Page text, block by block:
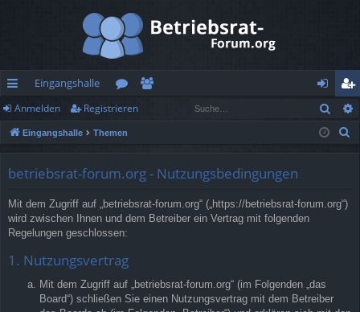
ch
ne
rif
Eingangshalle
or
en
n
m
eg
ist
Anmelden Registrieren
Eingangshalle Themen
betriebsrat-forum.org - Nutzungsbedingungen
Mit dem Zugriff auf „betriebsrat-forum.org“ („https://betriebsrat-forum.org“)
wird zwischen Ihnen und dem Betreiber ein Vertrag mit folgenden
Regelungen geschlossen:
1. Nutzungsvertrag
Mit dem Zugriff auf „betriebsrat-forum.org“ (im Folgenden „das
Board“) schließen Sie einen Nutzungsvertrag mit dem Betreiber